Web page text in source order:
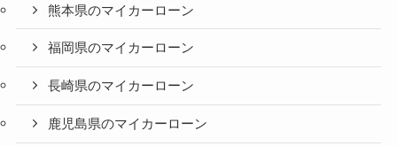
熊本県のマイカーローン
福岡県のマイカーローン
長崎県のマイカーローン
鹿児島県のマイカーローン